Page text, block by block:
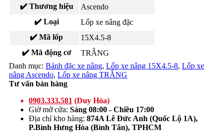
✔️ Thương hiệu
Ascendo
✔️ Loại
Lốp xe nâng đặc
✔️ Mã lốp
15X4.5-8
✔️ Mã động cơ
TRẮNG
Danh mục: Bánh đặc xe nâng, Lốp xe nâng 15X4.5-8, Lốp xe
nâng Ascendo, Lốp xe nâng TRẮNG
Tư vấn bán hàng
0903.333.581 (Duy Hòa)
Giờ mở cửa: Sáng 08:00 - Chiều 17:00
Địa chỉ kho hàng: 874A Lê Đức Anh (Quốc Lộ 1A),
P.Bình Hưng Hòa (Bình Tân), TPHCM